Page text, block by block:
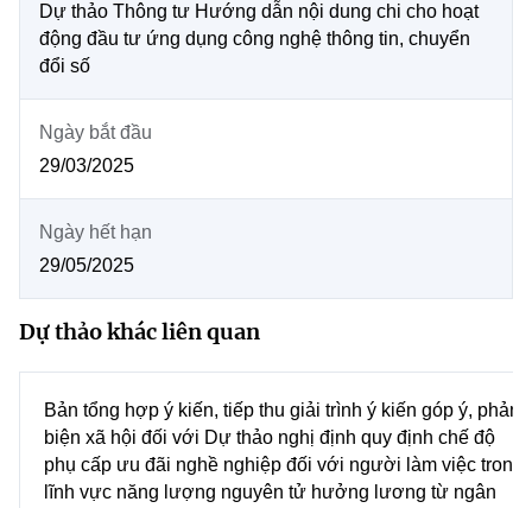
Chức năng nhiệm vụ
Lịch sử phát triển
Sở Khoa học và Công nghệ
Tin tức sự kiện
Đổi mới sáng tạo
Chuyển đổi số
Bưu chính, Viễn thông
Tiêu chuẩn, đo lường, chất lượng
Năng lượng nguyên tử
Tin tổng hợp
Dịch vụ công
Hệ thống văn bản
Văn bản chỉ đạo điều hành
Lấy ý kiến người dân về dự thảo VBQPPL
THỐNG KÊ
Chuyển đổi số
Bưu chính, Viễn thông
THƯ ĐIỆN TỬ
Videos
Infographic
Dự thảo Thông tư Hướng dẫn nội dung chi cho hoạt
động đầu tư ứng dụng công nghệ thông tin, chuyển
đổi số
Ngày bắt đầu
29/03/2025
Ngày hết hạn
29/05/2025
Dự thảo khác liên quan
Bản tổng hợp ý kiến, tiếp thu giải trình ý kiến góp ý, phản
biện xã hội đối với Dự thảo nghị định quy định chế độ
phụ cấp ưu đãi nghề nghiệp đối với người làm việc trong
lĩnh vực năng lượng nguyên tử hưởng lương từ ngân